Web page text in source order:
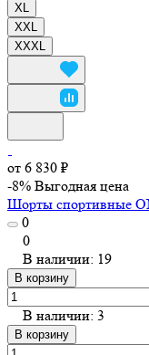
XL
XXL
XXXL
от 6 830 ₽
-8% Выгодная цена
Шорты спортивные
0
0
В наличии: 19
В корзину
В наличии: 3
В корзину